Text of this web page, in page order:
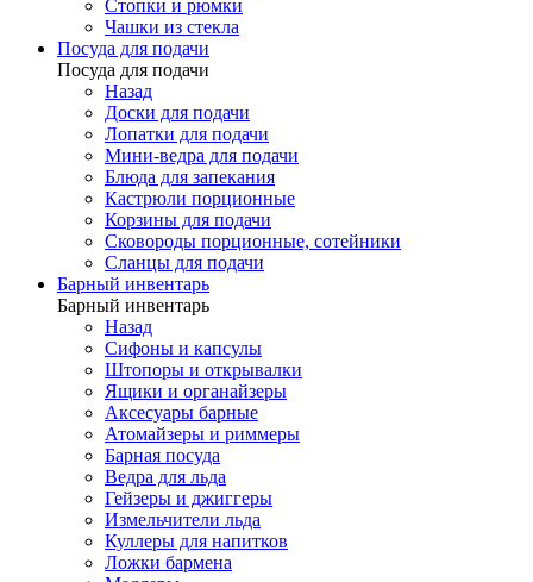
Стопки и рюмки
Чашки из стекла
Посуда для подачи
Посуда для подачи
Назад
Доски для подачи
Лопатки для подачи
Мини-ведра для подачи
Блюда для запекания
Кастрюли порционные
Корзины для подачи
Сковороды порционные, сотейники
Сланцы для подачи
Барный инвентарь
Барный инвентарь
Назад
Сифоны и капсулы
Штопоры и открывалки
Ящики и органайзеры
Аксесуары барные
Атомайзеры и риммеры
Барная посуда
Ведра для льда
Гейзеры и джиггеры
Измельчители льда
Куллеры для напитков
Ложки бармена